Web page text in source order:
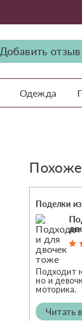
Добавить отзыв
Одежда
Поделки
Подходит
но и
моторика.
Читать